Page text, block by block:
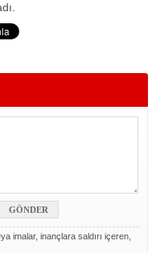
imalar, inançlara saldırı içeren,